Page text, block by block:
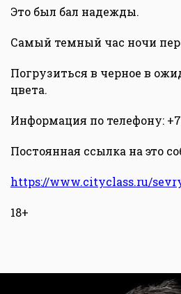
Это был бал надежды.
Самый темный час ночи
Погрузиться в черное в
цвета.
Информация по телефону:
Постоянная ссылка на это
https://www.cityclass.ru/
18+